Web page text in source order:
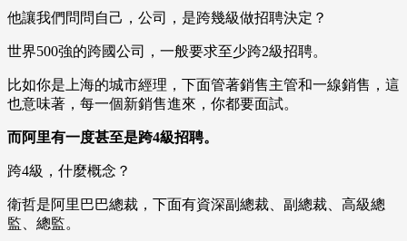
他讓我們問問自己，公司，是跨幾級做招聘決定？
世界500強的跨國公司，一般要求至少跨2級招聘。
比如你是上海的城市經理，下面管著銷售主管和一線銷售，這
也意味著，每一個新銷售進來，你都要面試。
而阿里有一度甚至是跨4級招聘。
跨4級，什麼概念？
衛哲是阿里巴巴總裁，下面有資深副總裁、副總裁、高級總
監、總監。